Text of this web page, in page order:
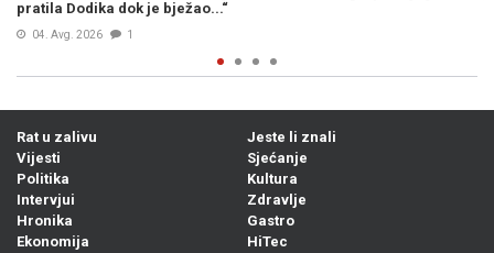
„zločinačkom“, očekuje se reakcija iz Zagreba...
Rat u zalivu
Vijesti
Politika
Intervjui
Hronika
Ekonomija
Jeste li znali
Sjećanje
Kultura
Zdravlje
Gastro
HiTec